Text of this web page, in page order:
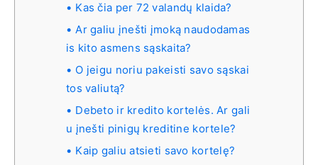
Kas čia per 72 valandų klaida?
Ar galiu įnešti įmoką naudodamas
is kito asmens sąskaita?
O jeigu noriu pakeisti savo sąskai
tos valiutą?
Debeto ir kredito kortelės. Ar gali
u įnešti pinigų kreditine kortele?
Kaip galiu atsieti savo kortelę?